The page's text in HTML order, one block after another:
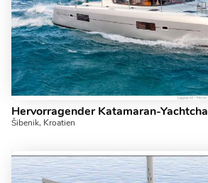
Šibenik, Kroatien